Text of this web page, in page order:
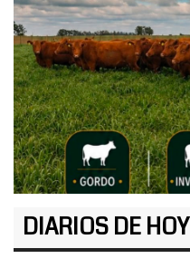
DIARIOS DE HOY